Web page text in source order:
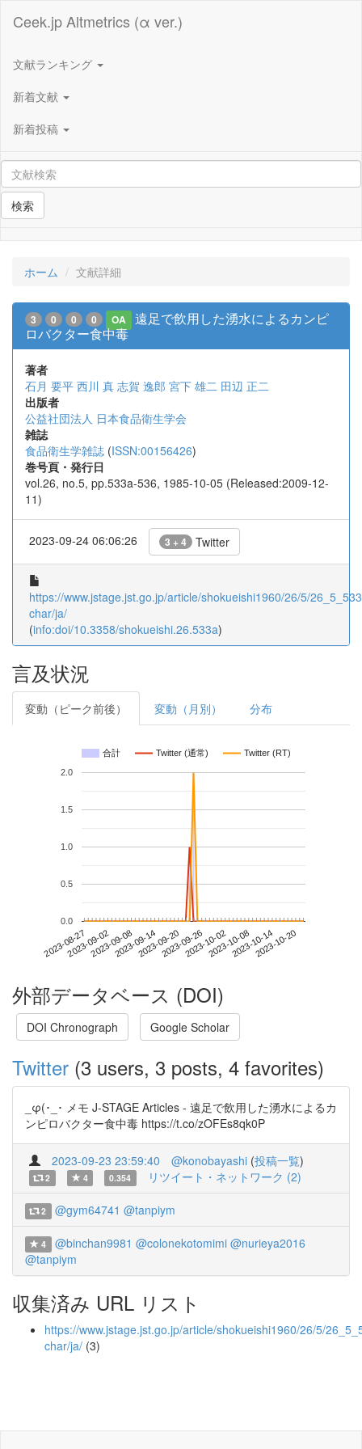
Ceek.jp Altmetrics (α ver.)
文献ランキング
新着文献
新着投稿
検索
ホーム 文献詳細
3 0 0 0 OA
遠足で飲用した湧水によるカンピ
ロバクター食中毒
著者
石月 要平 西川 真 志賀 逸郎 宮下 雄二 田辺 正二
出版者
公益社団法人 日本食品衛生学会
雑誌
食品衛生学雑誌 (ISSN:00156426)
巻号頁・発行日
vol.26, no.5, pp.533a-536, 1985-10-05 (Released:2009-12-
11)
2023-09-24 06:06:26 3 + 4 Twitter
https://www.jstage.jst.go.jp/article/shokueishi1960/26/5/
char/ja/
(info:doi/10.3358/shokueishi.26.533a)
言及状況
変動（ピーク前後） 変動（月別） 分布
合計 Twitter (通常) Twitter (RT)
2023-08-272023-09-022023-09-082023-09-142023-09-202023-09-262023-10-022023-10-082023-10-142023-10-20
0.0
0.5
1.0
1.5
2.0
外部データベース (DOI)
DOI Chronograph Google Scholar
Twitter (3 users, 3 posts, 4 favorites)
_φ(･_･ メモ J-STAGE Articles - 遠足で飲用した湧水によるカ
ンピロバクター食中毒 https://t.co/zOFEs8qk0P
2023-09-23 23:59:40 @konobayashi (投稿一覧)
2 4 0.354 リツイート・ネットワーク (2)
2 @gym64741 @tanpiym
4 @binchan9981 @colonekotomimi @nurieya2016
@tanpiym
収集済み URL リスト
https://www.jstage.jst.go.jp/article/shokueishi1960/26/5/
char/ja/ (3)